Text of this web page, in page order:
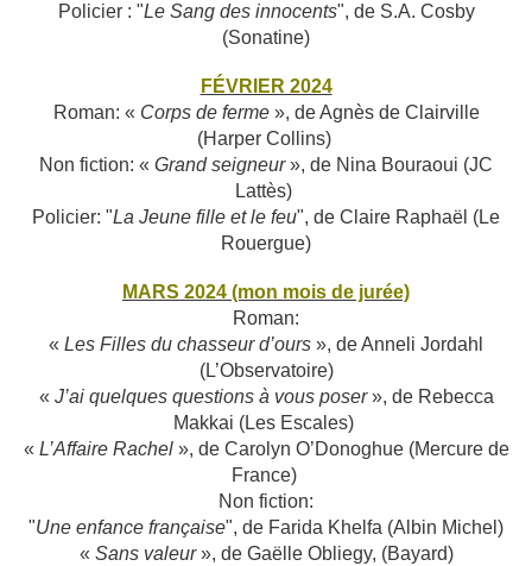
Policier : "Le Sang des innocents", de S.A. Cosby
(Sonatine)
FÉVRIER 2024
Roman: « Corps de ferme», de Agnès de Clairville
(Harper Collins)
Non fiction: « Grand seigneur», de Nina Bouraoui (JC
Lattès)
Policier: "La Jeune fille et le feu", de Claire Raphaël (Le
Rouergue)
MARS 2024 (mon mois de jurée)
Roman:
« Les Filles du chasseur d’ours », de Anneli Jordahl
(L’Observatoire)
« J’ai quelques questions à vous poser», de Rebecca
Makkai (Les Escales)
« L’Affaire Rachel», de Carolyn O’Donoghue (Mercure de
France)
Non fiction:
"Une enfance française", de Farida Khelfa (Albin Michel)
« Sans valeur», de Gaëlle Obliegy, (Bayard)